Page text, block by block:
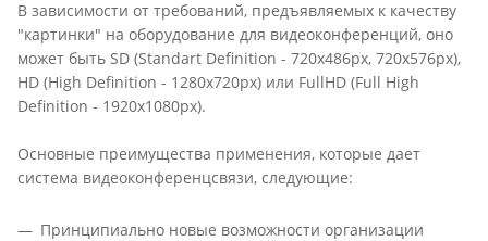
В зависимости от требований, предъявляемых к качеству
"картинки" на оборудование для видеоконференций, оно
может быть SD (Standart Definition - 720х486px, 720х576px),
HD (High Definition - 1280х720px) или FullHD (Full High
Definition - 1920х1080px).
Основные преимущества применения, которые дает
система видеоконференцсвязи, следующие:
Принципиально новые возможности организации